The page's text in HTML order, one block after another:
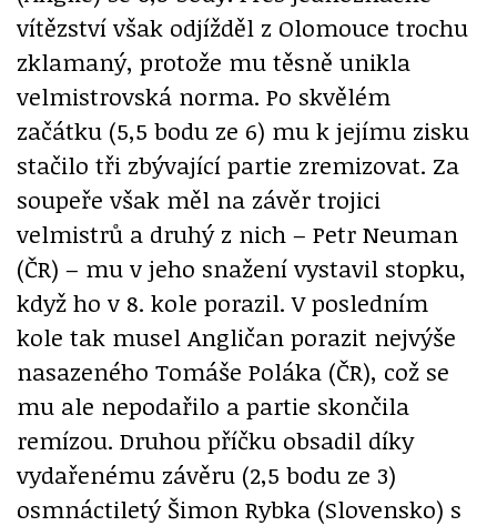
vítězství však odjížděl z Olomouce trochu
zklamaný, protože mu těsně unikla
velmistrovská norma. Po skvělém
začátku (5,5 bodu ze 6) mu k jejímu zisku
stačilo tři zbývající partie zremizovat. Za
soupeře však měl na závěr trojici
velmistrů a druhý z nich – Petr Neuman
(ČR) – mu v jeho snažení vystavil stopku,
když ho v 8. kole porazil. V posledním
kole tak musel Angličan porazit nejvýše
nasazeného Tomáše Poláka (ČR), což se
mu ale nepodařilo a partie skončila
remízou. Druhou příčku obsadil díky
vydařenému závěru (2,5 bodu ze 3)
osmnáctiletý Šimon Rybka (Slovensko) s